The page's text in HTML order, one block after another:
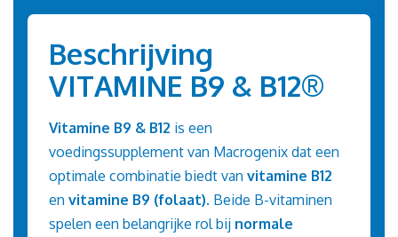
Beschrijving
VITAMINE B9 & B12®
Vitamine B9 & B12 is een
voedingssupplement van Macrogenix dat een
optimale combinatie biedt van vitamine B12
en vitamine B9 (folaat). Beide B-vitaminen
spelen een belangrijke rol bij normale